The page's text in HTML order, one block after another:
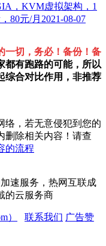
，KVM虚拟架构，1
80元/月 2021-08-07
一切，务必！备份！备
都有跑路的可能，所以
综合对比作用，非推荐
络，若无意侵犯到您的
删除相关内容！请查
的流程
速服务，热网互联成
的云服务商
） 联系我们 广告赞